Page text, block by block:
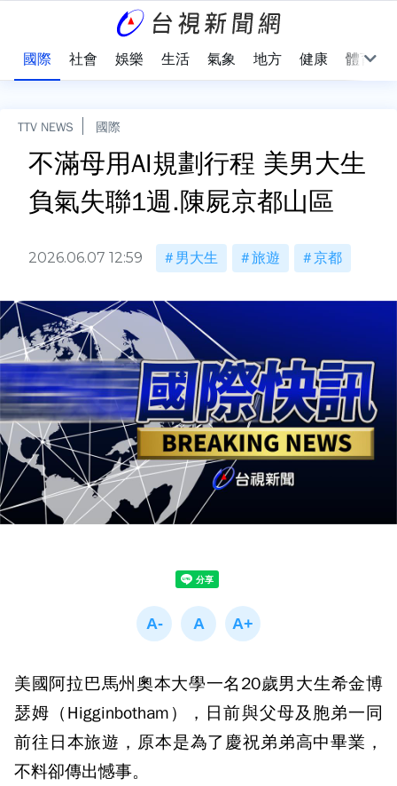
國際 社會 娛樂 生活 氣象 地方 健康 體育
TTV NEWS 國際
不滿母用AI規劃行程 美男大生
負氣失聯1週.陳屍京都山區
2026.06.07 12:59 男大生 旅遊 京都
美國阿拉巴馬州奧本大學一名20歲男大生希金博
瑟姆（Higginbotham），日前與父母及胞弟一同
前往日本旅遊，原本是為了慶祝弟弟高中畢業，
不料卻傳出憾事。